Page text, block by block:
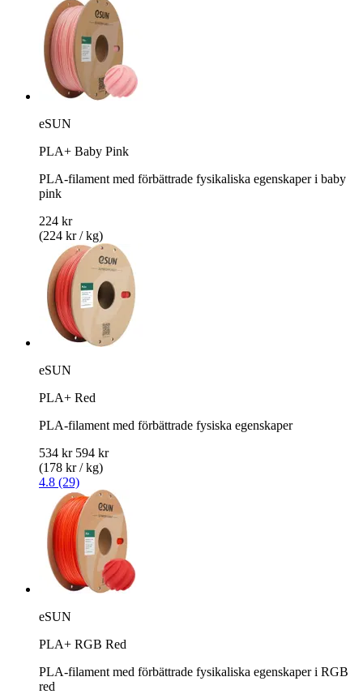
eSUN
PLA+ Baby Pink
PLA-filament med förbättrade fysikaliska egenskaper i baby
pink
224 kr
(224 kr / kg)
eSUN
PLA+ Red
PLA-filament med förbättrade fysiska egenskaper
534 kr 594 kr
(178 kr / kg)
4.8 (29)
eSUN
PLA+ RGB Red
PLA-filament med förbättrade fysikaliska egenskaper i RGB
red